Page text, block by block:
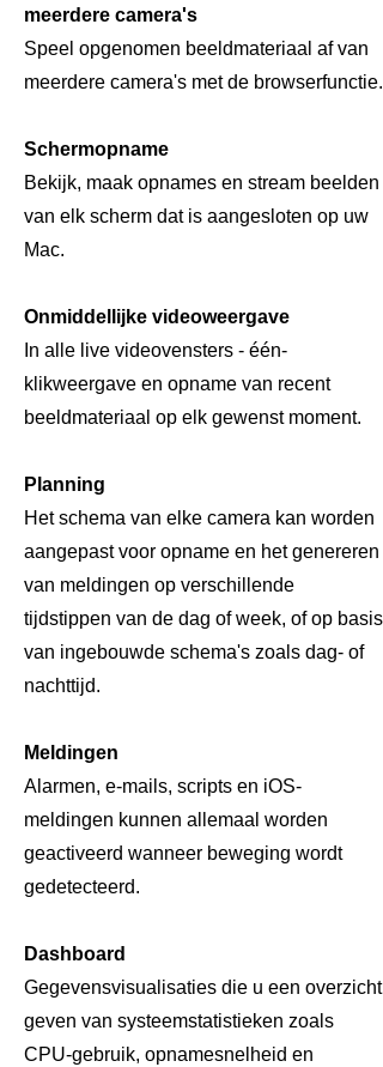
meerdere camera's
Speel opgenomen beeldmateriaal af van
meerdere camera's met de browserfunctie.
Schermopname
Bekijk, maak opnames en stream beelden
van elk scherm dat is aangesloten op uw
Mac.
Onmiddellijke videoweergave
In alle live videovensters - één-
klikweergave en opname van recent
beeldmateriaal op elk gewenst moment.
Planning
Het schema van elke camera kan worden
aangepast voor opname en het genereren
van meldingen op verschillende
tijdstippen van de dag of week, of op basis
van ingebouwde schema's zoals dag- of
nachttijd.
Meldingen
Alarmen, e-mails, scripts en iOS-
meldingen kunnen allemaal worden
geactiveerd wanneer beweging wordt
gedetecteerd.
Dashboard
Gegevensvisualisaties die u een overzicht
geven van systeemstatistieken zoals
CPU-gebruik, opnamesnelheid en